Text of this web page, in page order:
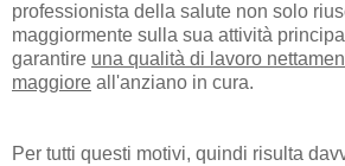
professionista della salute non solo
maggiormente sulla sua attività
garantire una qualità di lavoro
maggiore all'anziano in cura.
Per tutti questi motivi, quindi risulta